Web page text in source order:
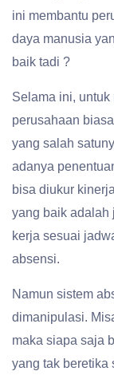
ini membantu
daya manusia
baik tadi ?
Selama ini,
perusahaan
yang salah
adanya
bisa diukur
yang baik adalah
kerja sesuai
absensi.
Namun sistem
dimanipulasi.
maka siapa saja
yang tak beretika